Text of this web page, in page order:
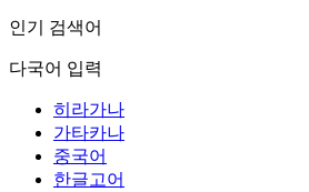
인기 검색어
다국어 입력
히라가나
가타카나
중국어
한글고어